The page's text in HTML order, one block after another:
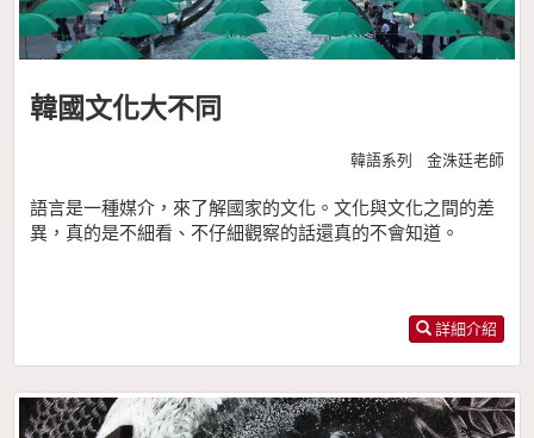
韓國文化大不同
韓語系列 金洙廷老師
語言是一種媒介，來了解國家的文化。文化與文化之間的差
異，真的是不細看、不仔細觀察的話還真的不會知道。
詳細介紹